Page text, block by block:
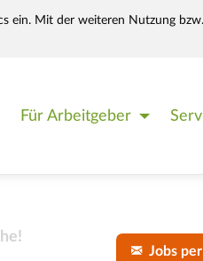
ein. Mit der weiteren Nutzung
Für Arbeitgeber
Jobs per